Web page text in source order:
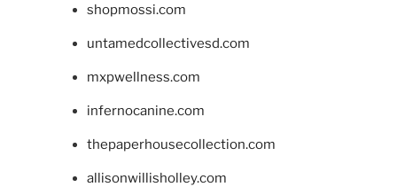
shopmossi.com
untamedcollectivesd.com
mxpwellness.com
infernocanine.com
thepaperhousecollection.com
allisonwillisholley.com